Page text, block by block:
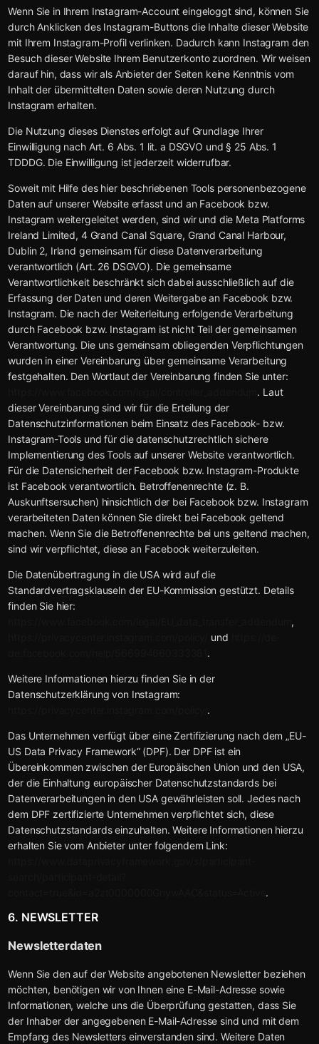
Wenn Sie in Ihrem Instagram-Account eingeloggt sind, können Sie
durch Anklicken des Instagram-Buttons die Inhalte dieser Website
mit Ihrem Instagram-Profil verlinken. Dadurch kann Instagram den
Besuch dieser Website Ihrem Benutzerkonto zuordnen. Wir weisen
darauf hin, dass wir als Anbieter der Seiten keine Kenntnis vom
Inhalt der übermittelten Daten sowie deren Nutzung durch
Instagram erhalten.
Die Nutzung dieses Dienstes erfolgt auf Grundlage Ihrer
Einwilligung nach Art. 6 Abs. 1 lit. a DSGVO und § 25 Abs. 1
TDDDG. Die Einwilligung ist jederzeit widerrufbar.
Soweit mit Hilfe des hier beschriebenen Tools personenbezogene
Daten auf unserer Website erfasst und an Facebook bzw.
Instagram weitergeleitet werden, sind wir und die Meta Platforms
Ireland Limited, 4 Grand Canal Square, Grand Canal Harbour,
Dublin 2, Irland gemeinsam für diese Datenverarbeitung
verantwortlich (Art. 26 DSGVO). Die gemeinsame
Verantwortlichkeit beschränkt sich dabei ausschließlich auf die
Erfassung der Daten und deren Weitergabe an Facebook bzw.
Instagram. Die nach der Weiterleitung erfolgende Verarbeitung
durch Facebook bzw. Instagram ist nicht Teil der gemeinsamen
Verantwortung. Die uns gemeinsam obliegenden Verpflichtungen
wurden in einer Vereinbarung über gemeinsame Verarbeitung
festgehalten. Den Wortlaut der Vereinbarung finden Sie unter:
. Laut
dieser Vereinbarung sind wir für die Erteilung der
Datenschutzinformationen beim Einsatz des Facebook- bzw.
Instagram-Tools und für die datenschutzrechtlich sichere
Implementierung des Tools auf unserer Website verantwortlich.
Für die Datensicherheit der Facebook bzw. Instagram-Produkte
ist Facebook verantwortlich. Betroffenenrechte (z. B.
Auskunftsersuchen) hinsichtlich der bei Facebook bzw. Instagram
verarbeiteten Daten können Sie direkt bei Facebook geltend
machen. Wenn Sie die Betroffenenrechte bei uns geltend machen,
sind wir verpflichtet, diese an Facebook weiterzuleiten.
Die Datenübertragung in die USA wird auf die
Standardvertragsklauseln der EU-Kommission gestützt. Details
finden Sie hier:
,
und
.
Weitere Informationen hierzu finden Sie in der
Datenschutzerklärung von Instagram:
.
Das Unternehmen verfügt über eine Zertifizierung nach dem „EU-
US Data Privacy Framework“ (DPF). Der DPF ist ein
Übereinkommen zwischen der Europäischen Union und den USA,
der die Einhaltung europäischer Datenschutzstandards bei
Datenverarbeitungen in den USA gewährleisten soll. Jedes nach
dem DPF zertifizierte Unternehmen verpflichtet sich, diese
Datenschutzstandards einzuhalten. Weitere Informationen hierzu
erhalten Sie vom Anbieter unter folgendem Link:
.
6. NEWSLETTER
Newsletter­daten
Wenn Sie den auf der Website angebotenen Newsletter beziehen
möchten, benötigen wir von Ihnen eine E-Mail-Adresse sowie
Informationen, welche uns die Überprüfung gestatten, dass Sie
der Inhaber der angegebenen E-Mail-Adresse sind und mit dem
Empfang des Newsletters einverstanden sind. Weitere Daten